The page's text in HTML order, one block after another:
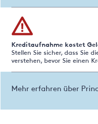
Kreditaufnahme kostet
Stellen Sie sicher, dass Sie
verstehen, bevor Sie einen
Mehr erfahren über